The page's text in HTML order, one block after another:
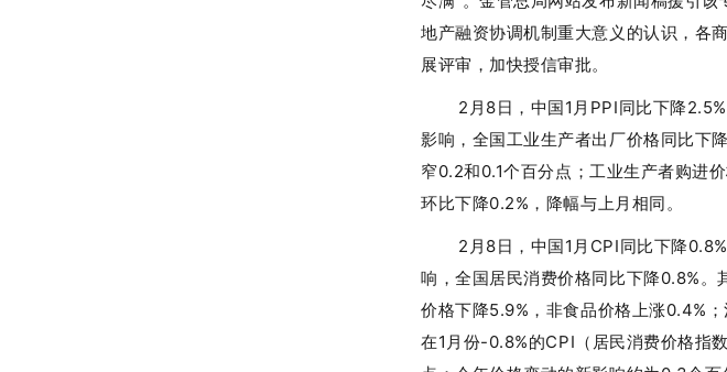
地产融资协调机制重大意义的认识，各
展评审，加快授信审批。
2 月8日，中国1月PPI同比下降
影响，全国工业生产者出厂价格同比下
窄0.2和0.1个百分点；工业生产者购进
环比下降0.2%，降幅与上月相同。
2月8日，中国1月CPI同比下降
响，全国居民消费价格同比下降0.8%
价格下降5.9%，非食品价格上涨0.4%
在1月份-0.8%的CPI（居民消费价格指